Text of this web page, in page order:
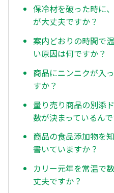
保冷材を破った時に
が大丈夫ですか？
案内どおりの時間で
い原因は何ですか？
商品にニンニクが入
すか？
量り売り商品の別添
数が決まっているん
商品の食品添加物を
書いていますか？
カリー元年を常温で
丈夫ですか？